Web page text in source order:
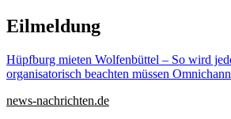
Zu
Inhalten
Eilmeldung
Hüpfburg mieten Wolfenbüttel – So wird
organisatorisch beachten müssen
news-nachrichten.de